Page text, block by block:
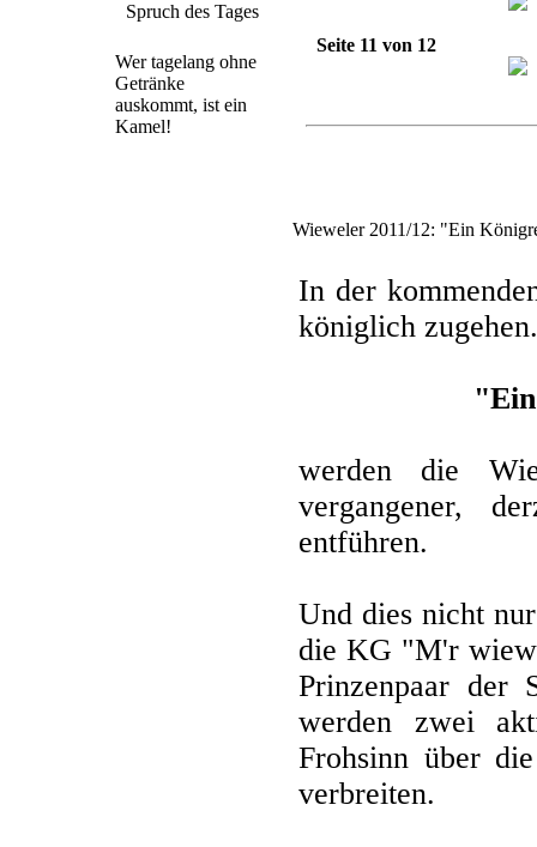
Spruch des Tages
Wer tagelang ohne
Getränke
auskommt, ist ein
Kamel!
Seite 11 von 12
Wieweler 2011/12: "Ein
In der
königlich
werden die
vergangener,
entführen.
Und dies nicht
die KG "M'r
Prinzenpaar
werden zwei
Frohsinn über
verbreiten.